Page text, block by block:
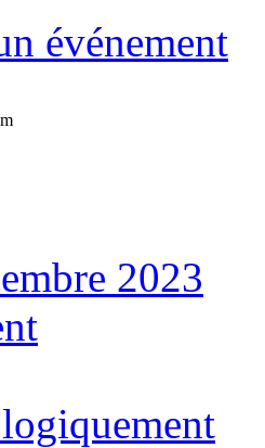
événement
2023